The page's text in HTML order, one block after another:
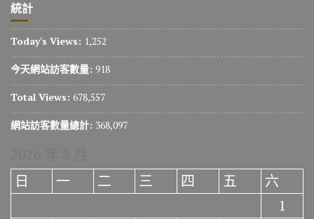
統計
Today's Views: 1,252
今天網站訪客數量: 918
Total Views: 678,557
網站訪客數量總計: 368,097
日
一 二 三 四 五
六
1